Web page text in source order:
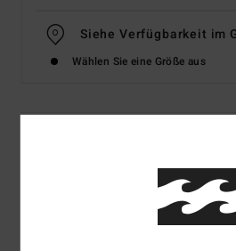
Siehe Verfügbarkeit im
Wählen Sie eine Größe aus
Männer Blau Longsleeve
Farbcode